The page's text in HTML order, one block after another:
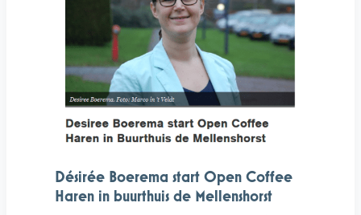
Désirée Boerema start Open Coffee
Haren in buurthuis de Mellenshorst